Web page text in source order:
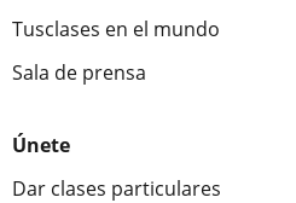
Tusclases en el mundo
Sala de prensa
Únete
Dar clases particulares